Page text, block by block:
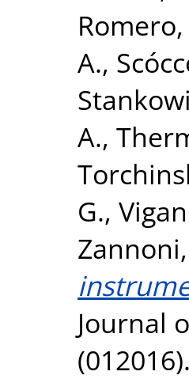
Romero,
A.,
A.,
G.,
Journal